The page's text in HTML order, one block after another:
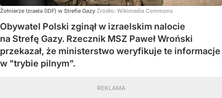
Żołnierze Izraela (IDF) w Strefie Gazy Źródło: Wikimedia Commons
Obywatel Polski zginął w izraelskim nalocie
na Strefę Gazy. Rzecznik MSZ Paweł Wroński
przekazał, że ministerstwo weryfikuje te informacje
w "trybie pilnym".